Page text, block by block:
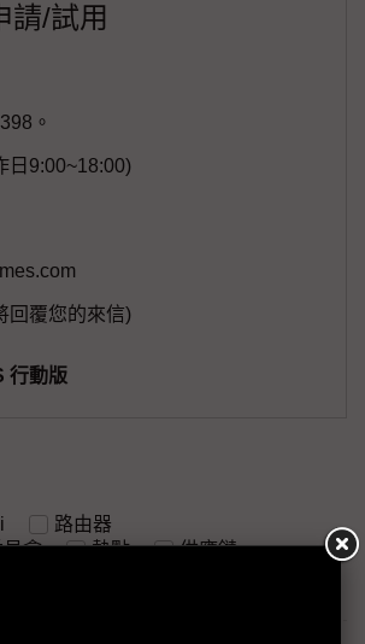
請/試用
。
日9:00~18:00)
回覆您的來信)
行動版
路由器
會
熱點 供應鏈